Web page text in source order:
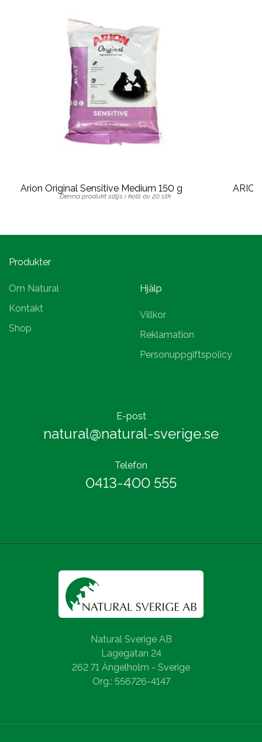
Arion Original Sensitive Medium 150 g
Denna produkt säljs i kolli av 20 stk
Produkter
Om Natural
Kontakt
Shop
Hjälp
Villkor
Reklamation
Personuppgiftspolicy
E-post
natural@natural-sverige.se
Telefon
0413-400 555
Natural Sverige AB
Lagegatan 24
262 71 Ängelholm - Sverige
Org.: 556726-4147